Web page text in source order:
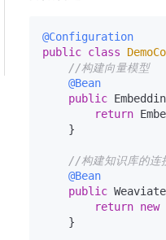
@Configuration
public class
//构建向量模型
@Bean
public
return
    }
//构建知识库的连
@Bean
public
return new
    }